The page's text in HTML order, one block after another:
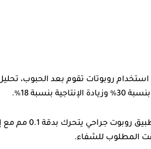
روبوتات تقوم بعد الحبوب، تحليل
18٪.
بدقة 0.1 مم مع إحداثيات مستشعرات